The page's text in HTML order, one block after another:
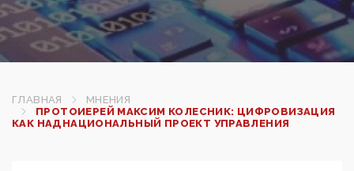
ГЛАВНАЯ
МНЕНИЯ
ПРОТОИЕРЕЙ МАКСИМ КОЛЕСНИК: ЦИФРОВИЗАЦИЯ
КАК НАДНАЦИОНАЛЬНЫЙ ПРОЕКТ УПРАВЛЕНИЯ